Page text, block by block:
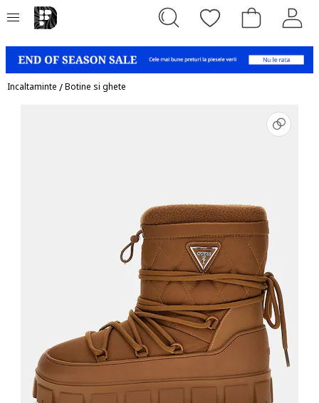
Incaltaminte /Botine si ghete